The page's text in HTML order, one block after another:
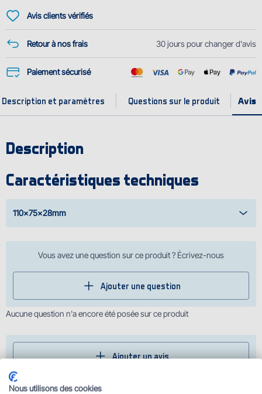
Avis clients vérifiés
Retour à nos frais 30 jours pour changer d'avis
Paiement sécurisé
Description et paramètres Questions sur le produit
Description
Caractéristiques techniques
110x75x28mm
Vous avez une question sur ce produit ? Écrivez-nous
Ajouter une question
Aucune question n'a encore été posée sur ce produit
Ajouter un avis
Aucun avis n'a encore été ajouté pour ce produit
Nous utilisons des cookies